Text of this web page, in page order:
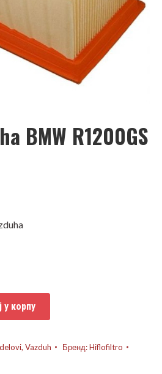
BMW R1200GS
у корпу
, Vazduh Бренд:Hiflofiltro